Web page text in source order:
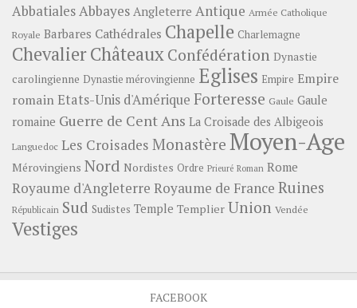
Abbatiales Abbayes Angleterre Antique Armée Catholique
Royale Barbares Cathédrales Chapelle Charlemagne
ChevalierChâteauxConfédération Dynastie
carolingienne Dynastie mérovingienne Eglises Empire Empire
romainEtats-Unis d'Amérique Forteresse Gaule Gaule
romaine Guerre de Cent Ans La Croisade des Albigeois
Languedoc Les Croisades Monastère Moyen-Age
Mérovingiens Nord Nordistes Ordre Prieuré Roman Rome
Royaume d'Angleterre Royaume de France Ruines
Républicain Sud Sudistes Temple Templier Union Vendée
Vestiges
FACEBOOK